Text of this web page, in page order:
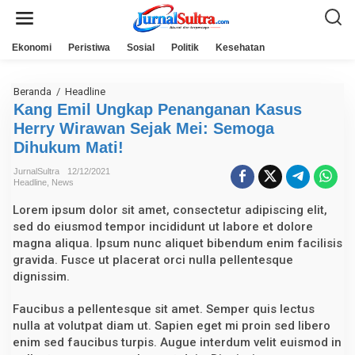
Ekonomi Peristiwa Sosial Politik Kesehatan
Beranda / Headline
a
n
g
m
l
g
k
a
p
P
n
a
n
Kang Emil Ungkap Penanganan Kasus
Herry Wirawan Sejak Mei: Semoga
Dihukum Mati!
JurnalSultra
12/12/2021
Headline News
Lorem ipsum dolor sit amet, consectetur adipiscing elit,
sed do eiusmod tempor incididunt ut labore et dolore
magna aliqua. Ipsum nunc aliquet bibendum enim facilisis
gravida. Fusce ut placerat orci nulla pellentesque
dignissim.
Faucibus a pellentesque sit amet. Semper quis lectus
nulla at volutpat diam ut. Sapien eget mi proin sed libero
enim sed faucibus turpis. Augue interdum velit euismod in